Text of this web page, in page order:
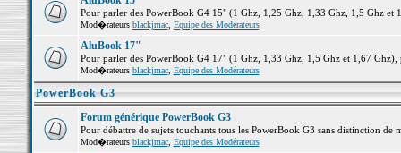
Pour parler des PowerBook G4 15" (1 Ghz, 1,25 Ghz, 1,33 Ghz, 1,5 Ghz et
Mod�rateurs blackjmac, Equipe des Modérateurs
AluBook 17"
Pour parler des PowerBook G4 17" (1 Ghz, 1,33 Ghz, 1,5 Ghz et 1,67 Ghz),
Mod�rateurs blackjmac, Equipe des Modérateurs
PowerBook G3
Forum générique PowerBook G3
Pour débattre de sujets touchants tous les PowerBook G3 sans distinction de
Mod�rateurs blackjmac, Equipe des Modérateurs